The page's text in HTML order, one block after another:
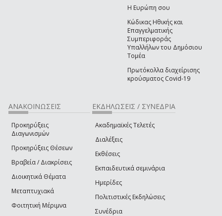
Η Ευρώπη σου
Κώδικας Ηθικής και
Επαγγελματικής
Συμπεριφοράς
Υπαλλήλων του Δημόσιου
Τομέα
Πρωτόκολλα διαχείρισης
κρούσματος Covid-19
ΑΝΑΚΟΙΝΩΣΕΙΣ
Προκηρύξεις
Διαγωνισμών
Προκηρύξεις Θέσεων
Βραβεία / Διακρίσεις
Διοικητικά Θέματα
Μεταπτυχιακά
Φοιτητική Μέριμνα
ΕΚΔΗΛΩΣΕΙΣ / ΣΥΝΕΔΡΙΑ
Ακαδημαϊκές Τελετές
Διαλέξεις
Εκθέσεις
Εκπαιδευτικά σεμινάρια
Ημερίδες
Πολιτιστικές Εκδηλώσεις
Συνέδρια